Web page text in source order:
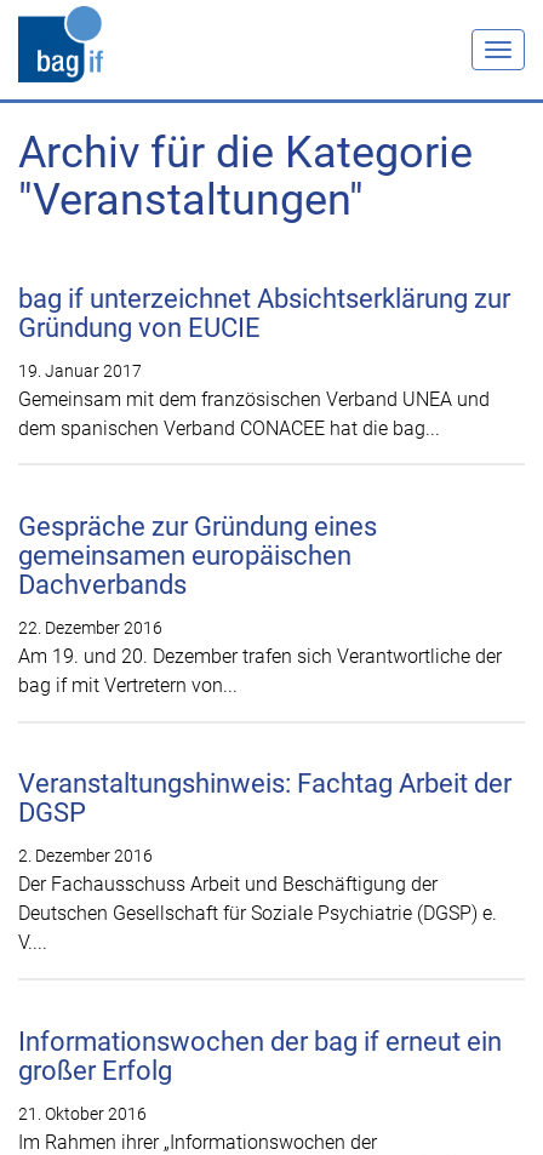
Archiv für die Kategorie
"Veranstaltungen"
bag if unterzeichnet Absichtserklärung zur
Gründung von EUCIE
19. Januar 2017
Gemeinsam mit dem französischen Verband UNEA und
dem spanischen Verband CONACEE hat die bag...
Gespräche zur Gründung eines
gemeinsamen europäischen
Dachverbands
22. Dezember 2016
Am 19. und 20. Dezember trafen sich Verantwortliche der
bag if mit Vertretern von...
Veranstaltungshinweis: Fachtag Arbeit der
DGSP
2. Dezember 2016
Der Fachausschuss Arbeit und Beschäftigung der
Deutschen Gesellschaft für Soziale Psychiatrie (DGSP) e.
V....
Informationswochen der bag if erneut ein
großer Erfolg
21. Oktober 2016
Im Rahmen ihrer „Informationswochen der